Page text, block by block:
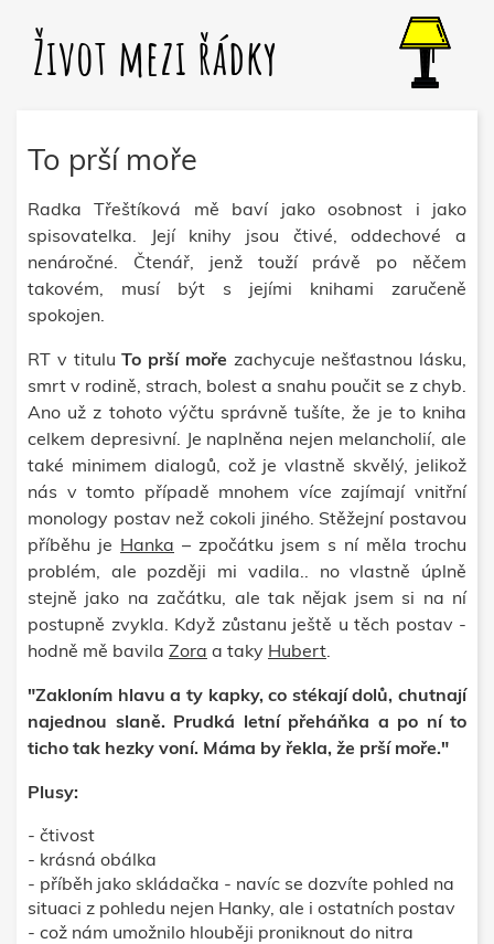
Život mezi řádky
To prší moře
Radka Třeštíková mě baví jako osobnost i jako
spisovatelka. Její knihy jsou čtivé, oddechové a
nenáročné. Čtenář, jenž touží právě po něčem
takovém, musí být s jejími knihami zaručeně
spokojen.
RT v tituluTo prší moře zachycuje nešťastnou lásku,
smrt v rodině, strach, bolest a snahu poučit se z chyb.
Ano už z tohoto výčtu správně tušíte, že je to kniha
celkem depresivní. Je naplněna nejen melancholií, ale
také minimem dialogů, což je vlastně skvělý, jelikož
nás v tomto případě mnohem více zajímají vnitřní
monology postav než cokoli jiného. Stěžejní postavou
příběhu je Hanka – zpočátku jsem s ní měla trochu
problém, ale později mi vadila.. no vlastně úplně
stejně jako na začátku, ale tak nějak jsem si na ní
postupně zvykla. Když zůstanu ještě u těch postav -
hodně mě bavila Zora a taky Hubert.
"Zakloním hlavu a ty kapky, co stékají dolů, chutnají
najednou slaně. Prudká letní přeháňka a po ní to
ticho tak hezky voní. Máma by řekla, že prší moře."
Plusy:
- čtivost
- krásná obálka
- příběh jako skládačka - navíc se dozvíte pohled na
situaci z pohledu nejen Hanky, ale i ostatních postav
- což nám umožnilo hlouběji proniknout do nitra